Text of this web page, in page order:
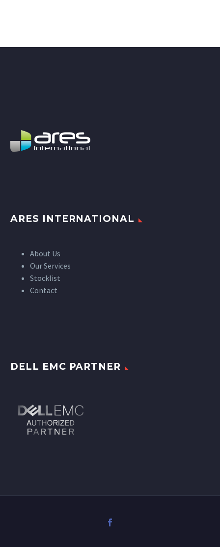
ARES INTERNATIONAL
About Us
Our Services
Stocklist
Contact
DELL EMC PARTNER